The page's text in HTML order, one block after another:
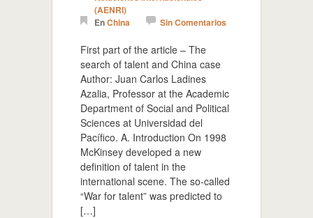
(AENRI)
EnChina Sin Comentarios
First part of the article – The
search of talent and China case
Author: Juan Carlos Ladines
Azalia, Professor at the Academic
Department of Social and Political
Sciences at Universidad del
Pacífico. A. Introduction On 1998
McKinsey developed a new
definition of talent in the
international scene. The so-called
“War for talent” was predicted to
[…]